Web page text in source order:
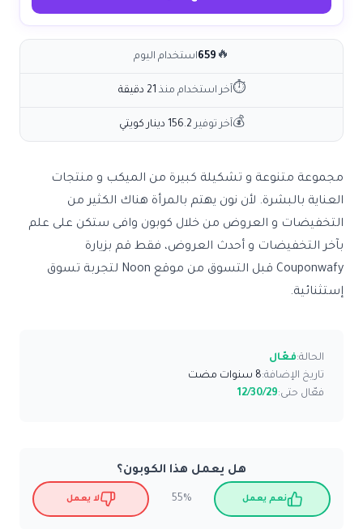
🔥
659استخدام اليوم
⏱آخر استخدام منذ 21 دقيقة
💰آخر توفير 156.2 دينار كويتي
مجموعة متنوعة و تشكيلة كبيرة من الميكب و منتجات
العناية بالبشرة. لأن نون يهتم بالمرأة هناك الكثير من
التخفيضات و العروض من خلال كوبون وافى ستكن على علم
بآخر التخفيضات و أحدث العروض، فقط قم بزيارة
Couponwafy قبل التسوق من موقع Noon لتجربة تسوق
إستثنائية.
الحالة:فعّال
تاريخ الإضافة:8 سنوات مضت
فعّال حتى:12/30/29
هل يعمل هذا الكوبون؟
نعم يعمل 55% لا يعمل